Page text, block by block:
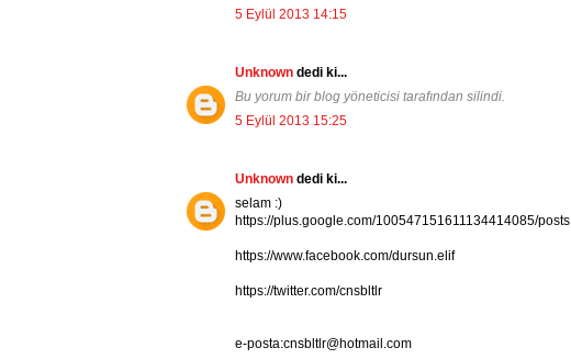
5 Eylül 2013 14:15
Unknown dedi ki...
Bu yorum bir blog yöneticisi tarafından silindi.
5 Eylül 2013 15:25
Unknown dedi ki...
selam :)
https://plus.google.com/100547151611134414085/posts
https://www.facebook.com/dursun.elif
https://twitter.com/cnsbltlr
e-posta:cnsbltlr@hotmail.com